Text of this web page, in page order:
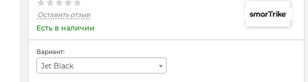
Оставить отзыв
Есть в наличии
Вариант:
Jet Black